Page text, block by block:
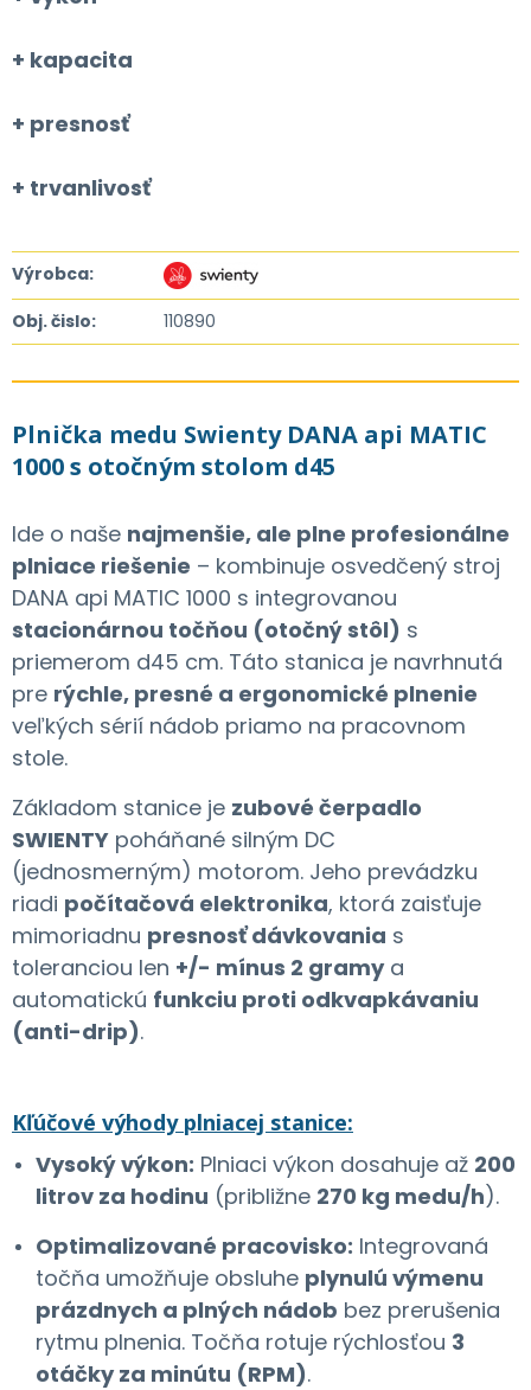
+ kapacita
+ presnosť
+ trvanlivosť
Výrobca:
Obj. čislo:
110890
Plnička medu Swienty DANA api MATIC
1000 s otočným stolom d45
Ide o naše najmenšie, ale plne profesionálne
plniace riešenie – kombinuje osvedčený stroj
DANA api MATIC 1000 s integrovanou
stacionárnou točňou (otočný stôl) s
priemerom d45 cm. Táto stanica je navrhnutá
pre rýchle, presné a ergonomické plnenie
veľkých sérií nádob priamo na pracovnom
stole.
Základom stanice je zubové čerpadlo
SWIENTY poháňané silným DC
(jednosmerným) motorom. Jeho prevádzku
riadi počítačová elektronika, ktorá zaisťuje
mimoriadnu presnosť dávkovania s
toleranciou len +/- mínus 2 gramya
automatickú funkciu proti odkvapkávaniu
(anti-drip).
Kľúčové výhody plniacej stanice:
Vysoký výkon: Plniaci výkon dosahuje až 200
litrov za hodinu (približne 270 kg medu/h).
Optimalizované pracovisko: Integrovaná
točňa umožňuje obsluhe plynulú výmenu
prázdnych a plných nádob bez prerušenia
rytmu plnenia. Točňa rotuje rýchlosťou 3
otáčky za minútu (RPM).